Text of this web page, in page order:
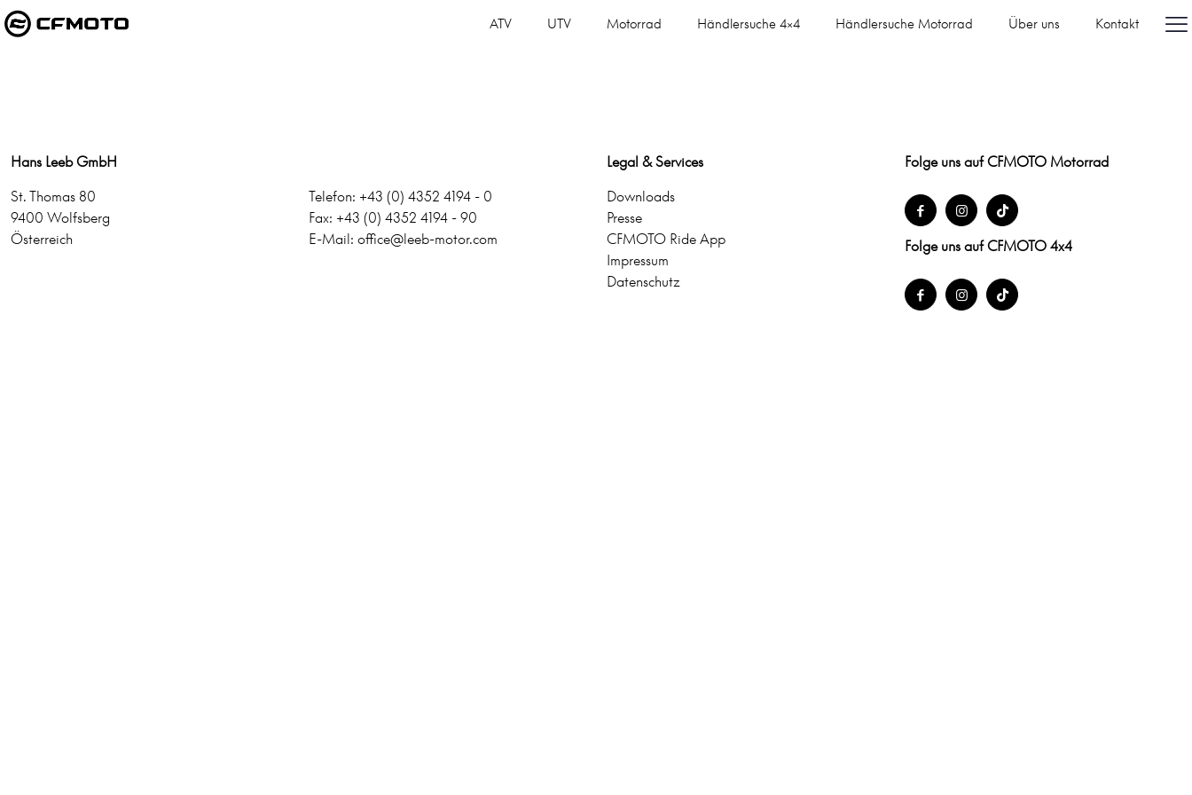
ATV UTV Motorrad Händlersuche 4×4 Händlersuche Motorrad Über uns Kontakt
Hans Leeb GmbH
St. Thomas 80
9400 Wolfsberg
Österreich
Telefon: +43 (0) 4352 4194 - 0
Fax: +43 (0) 4352 4194 - 90
E-Mail: office@leeb-motor.com
Legal & Services
Downloads
Presse
CFMOTO Ride App
Impressum
Datenschutz
Folge uns auf CFMOTO Motorrad
Folge uns auf CFMOTO 4x4